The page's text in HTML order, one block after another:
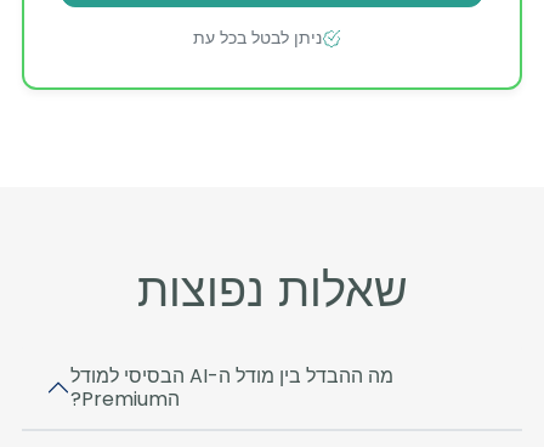
ניתן לבטל בכל עת
שאלות נפוצות
מה ההבדל בין מודל ה-AI הבסיסי למודל
הPremium?